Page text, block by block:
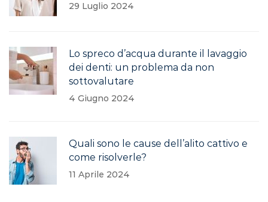
29 Luglio 2024
Lo spreco d’acqua durante il lavaggio
dei denti: un problema da non
sottovalutare
4 Giugno 2024
Quali sono le cause dell’alito cattivo e
come risolverle?
11 Aprile 2024